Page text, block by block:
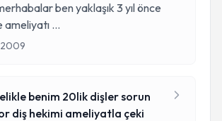
ben yaklaşık 3 yıl önce
ameliyatı ...
benim 20lik dişler sorun
diş hekimi ameliyatla çeki